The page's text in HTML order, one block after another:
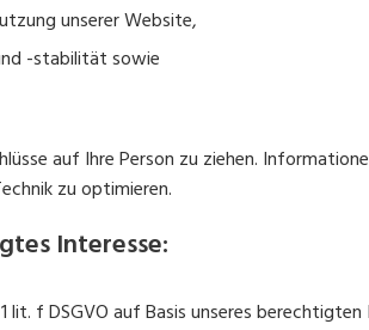
unserer Website,
-stabilität sowie
auf Ihre Person zu ziehen.
zu optimieren.
Interesse:
f DSGVO auf Basis unseres